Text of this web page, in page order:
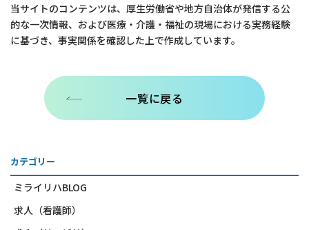
当サイトのコンテンツは、厚生労働省や地方自治体が発信する公
的な一次情報、および医療・介護・福祉の現場における実務経験
に基づき、事実関係を確認した上で作成しています。
一覧に戻る
カテゴリー
ミライリハBLOG
求人（看護師）